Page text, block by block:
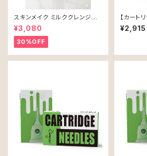
スキンメイク ミルククレンジン
グ100ml
¥3,080
30%OFF
【カート
2
¥2,915